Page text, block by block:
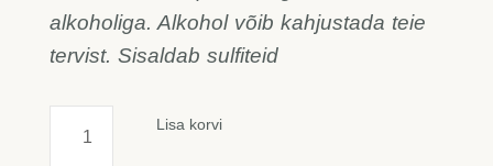
alkoholiga. Alkohol võib kahjustada teie
tervist. Sisaldab sulfiteid
Lisa korvi